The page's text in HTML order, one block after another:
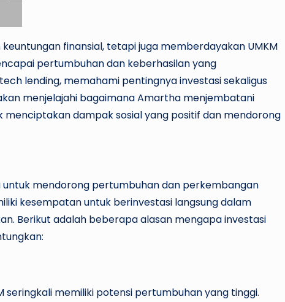
finansial, tetapi juga memberdayakan UMKM
pertumbuhan dan keberhasilan yang
lending, memahami pentingnya investasi sekaligus
menjelajahi bagaimana Amartha menjembatani
menciptakan dampak sosial yang positif dan mendorong
untuk mendorong pertumbuhan dan perkembangan
kesempatan untuk berinvestasi langsung dalam
Berikut adalah beberapa alasan mengapa investasi
seringkali memiliki potensi pertumbuhan yang tinggi.